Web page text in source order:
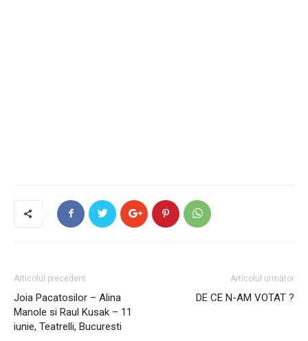
Articolul precedent
Joia Pacatosilor – Alina
Manole si Raul Kusak – 11
iunie, Teatrelli, Bucuresti
Articolul următor
DE CE N-AM VOTAT ?